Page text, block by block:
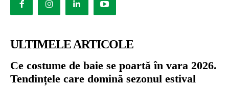
ULTIMELE ARTICOLE
Ce costume de baie se poartă în vara 2026.
Tendințele care domină sezonul estival